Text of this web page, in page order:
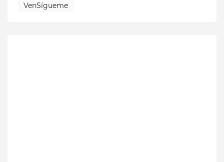
VenSígueme